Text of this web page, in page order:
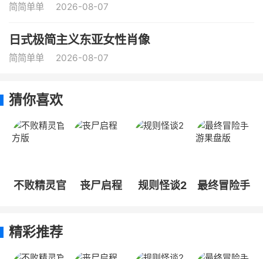
简简单单 2026-08-07
日式极简主义东亚女性肖像
简简单单 2026-08-07
猜你喜欢
不败精灵官
丧尸启程 规则怪谈2
最终冒险手
精彩推荐